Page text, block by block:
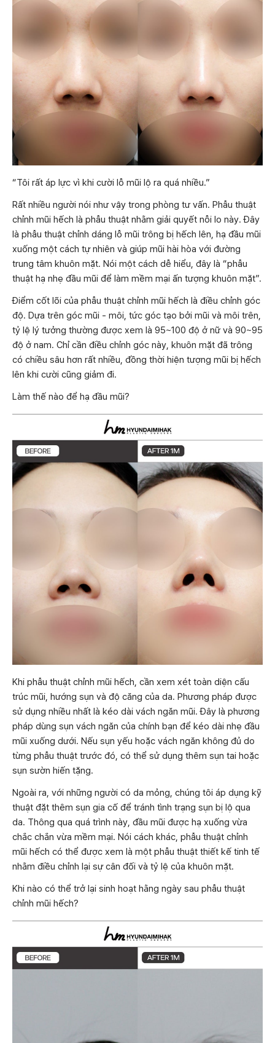
“Tôi rất áp lực vì khi cười lỗ mũi lộ ra quá nhiều.”
Rất nhiều người nói như vậy trong phòng tư vấn. Phẫu thuật
chỉnh mũi hếch là phẫu thuật nhằm giải quyết nỗi lo này. Đây
là phẫu thuật chỉnh dáng lỗ mũi trông bị hếch lên, hạ đầu mũi
xuống một cách tự nhiên và giúp mũi hài hòa với đường
trung tâm khuôn mặt. Nói một cách dễ hiểu, đây là “phẫu
thuật hạ nhẹ đầu mũi để làm mềm mại ấn tượng khuôn mặt”.
Điểm cốt lõi của phẫu thuật chỉnh mũi hếch là điều chỉnh góc
độ. Dựa trên góc mũi - môi, tức góc tạo bởi mũi và môi trên,
tỷ lệ lý tưởng thường được xem là 95~100 độ ở nữ và 90~95
độ ở nam. Chỉ cần điều chỉnh góc này, khuôn mặt đã trông
có chiều sâu hơn rất nhiều, đồng thời hiện tượng mũi bị hếch
lên khi cười cũng giảm đi.
Làm thế nào để hạ đầu mũi?
Khi phẫu thuật chỉnh mũi hếch, cần xem xét toàn diện cấu
trúc mũi, hướng sụn và độ căng của da. Phương pháp được
sử dụng nhiều nhất là kéo dài vách ngăn mũi. Đây là phương
pháp dùng sụn vách ngăn của chính bạn để kéo dài nhẹ đầu
mũi xuống dưới. Nếu sụn yếu hoặc vách ngăn không đủ do
từng phẫu thuật trước đó, có thể sử dụng thêm sụn tai hoặc
sụn sườn hiến tặng.
Ngoài ra, với những người có da mỏng, chúng tôi áp dụng kỹ
thuật đặt thêm sụn gia cố để tránh tình trạng sụn bị lộ qua
da. Thông qua quá trình này, đầu mũi được hạ xuống vừa
chắc chắn vừa mềm mại. Nói cách khác, phẫu thuật chỉnh
mũi hếch có thể được xem là một phẫu thuật thiết kế tinh tế
nhằm điều chỉnh lại sự cân đối và tỷ lệ của khuôn mặt.
Khi nào có thể trở lại sinh hoạt hằng ngày sau phẫu thuật
chỉnh mũi hếch?